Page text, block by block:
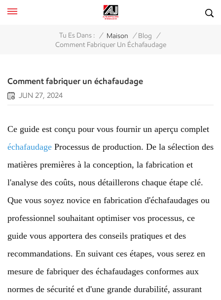
Tu Es Dans : / Maison / Blog /
Comment Fabriquer Un Échafaudage
Comment fabriquer un échafaudage
JUN 27, 2024
Ce guide est conçu pour vous fournir un aperçu complet
échafaudage Processus de production. De la sélection des
matières premières à la conception, la fabrication et
l'analyse des coûts, nous détaillerons chaque étape clé.
Que vous soyez novice en fabrication d'échafaudages ou
professionnel souhaitant optimiser vos processus, ce
guide vous apportera des conseils pratiques et des
recommandations. En suivant ces étapes, vous serez en
mesure de fabriquer des échafaudages conformes aux
normes de sécurité et d'une grande durabilité, assurant